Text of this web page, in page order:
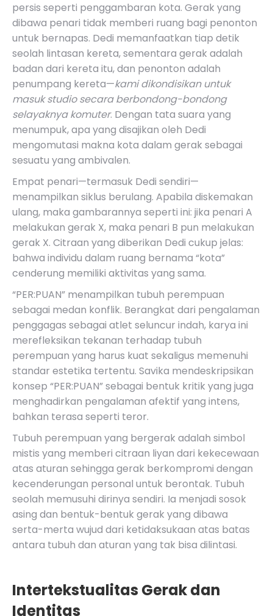
persis seperti penggambaran kota. Gerak yang
dibawa penari tidak memberi ruang bagi penonton
untuk bernapas. Dedi memanfaatkan tiap detik
seolah lintasan kereta, sementara gerak adalah
badan dari kereta itu, dan penonton adalah
penumpang kereta—kami dikondisikan untuk
masuk studio secara berbondong-bondong
selayaknya komuter. Dengan tata suara yang
menumpuk, apa yang disajikan oleh Dedi
mengomutasi makna kota dalam gerak sebagai
sesuatu yang ambivalen.
Empat penari—termasuk Dedi sendiri—
menampilkan siklus berulang. Apabila diskemakan
ulang, maka gambarannya seperti ini: jika penari A
melakukan gerak X, maka penari B pun melakukan
gerak X. Citraan yang diberikan Dedi cukup jelas:
bahwa individu dalam ruang bernama “kota”
cenderung memiliki aktivitas yang sama.
“PER:PUAN” menampilkan tubuh perempuan
sebagai medan konflik. Berangkat dari pengalaman
penggagas sebagai atlet seluncur indah, karya ini
merefleksikan tekanan terhadap tubuh
perempuan yang harus kuat sekaligus memenuhi
standar estetika tertentu. Savika mendeskripsikan
konsep “PER:PUAN”sebagai bentuk kritik yang juga
menghadirkan pengalaman afektif yang intens,
bahkan terasa seperti teror.
Tubuh perempuan yang bergerak adalah simbol
mistis yang memberi citraan liyan dari kekecewaan
atas aturan sehingga gerak berkompromi dengan
kecenderungan personal untuk berontak. Tubuh
seolah memusuhi dirinya sendiri. Ia menjadi sosok
asing dan bentuk-bentuk gerak yang dibawa
serta-merta wujud dari ketidaksukaan atas batas
antara tubuh dan aturan yang tak bisa dilintasi.
Intertekstualitas Gerak dan
Identitas